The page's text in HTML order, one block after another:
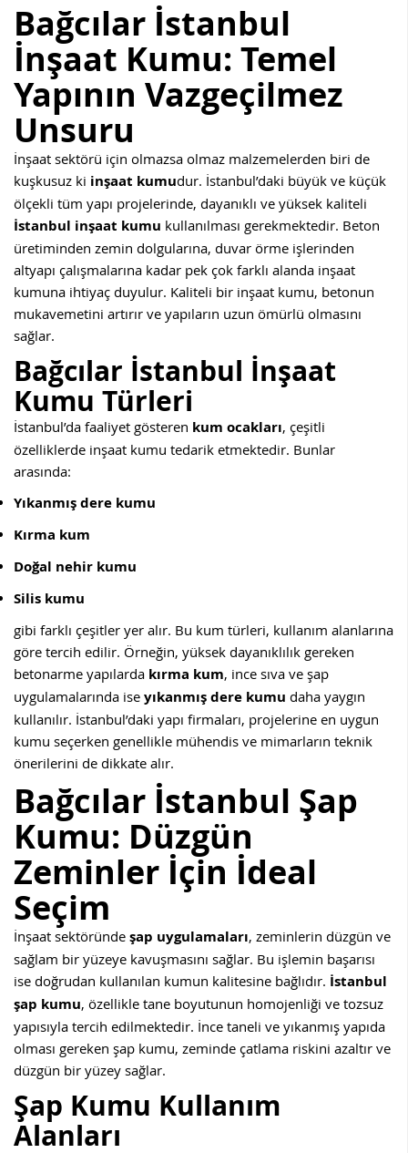
Bağcılar İstanbul
İnşaat Kumu: Temel
Yapının Vazgeçilmez
Unsuru
İnşaat sektörü için olmazsa olmaz malzemelerden biri de
kuşkusuz ki inşaat kumudur. İstanbul’daki büyük ve küçük
ölçekli tüm yapı projelerinde, dayanıklı ve yüksek kaliteli
İstanbul inşaat kumu kullanılması gerekmektedir. Beton
üretiminden zemin dolgularına, duvar örme işlerinden
altyapı çalışmalarına kadar pek çok farklı alanda inşaat
kumuna ihtiyaç duyulur. Kaliteli bir inşaat kumu, betonun
mukavemetini artırır ve yapıların uzun ömürlü olmasını
sağlar.
Bağcılar İstanbul İnşaat
Kumu Türleri
İstanbul’da faaliyet gösteren kum ocakları, çeşitli
özelliklerde inşaat kumu tedarik etmektedir. Bunlar
arasında:
Yıkanmış dere kumu
Kırma kum
Doğal nehir kumu
Silis kumu
gibi farklı çeşitler yer alır. Bu kum türleri, kullanım alanlarına
göre tercih edilir. Örneğin, yüksek dayanıklılık gereken
betonarme yapılarda kırma kum, ince sıva ve şap
uygulamalarında ise yıkanmış dere kumu daha yaygın
kullanılır. İstanbul’daki yapı firmaları, projelerine en uygun
kumu seçerken genellikle mühendis ve mimarların teknik
önerilerini de dikkate alır.
Bağcılar İstanbul Şap
Kumu: Düzgün
Zeminler İçin İdeal
Seçim
İnşaat sektöründe şap uygulamaları, zeminlerin düzgün ve
sağlam bir yüzeye kavuşmasını sağlar. Bu işlemin başarısı
ise doğrudan kullanılan kumun kalitesine bağlıdır. İstanbul
şap kumu, özellikle tane boyutunun homojenliği ve tozsuz
yapısıyla tercih edilmektedir. İnce taneli ve yıkanmış yapıda
olması gereken şap kumu, zeminde çatlama riskini azaltır ve
düzgün bir yüzey sağlar.
Şap Kumu Kullanım
Alanları